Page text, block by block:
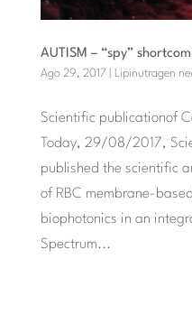
AUTISM – “spy”
Ago 29, 2017 Lipinutragen
Scientific publicationof
Today, 29/08/2017,
published the scientific
of RBC membrane-
biophotonics in an
Spectrum...